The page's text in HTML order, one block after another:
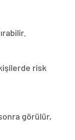
risk
görülür,